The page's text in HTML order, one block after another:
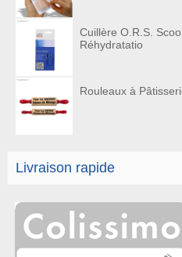
Cuillère O.R.S.
Réhydratatio
Rouleaux à
Livraison rapide